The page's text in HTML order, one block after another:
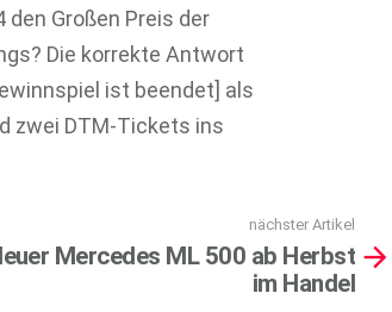
den Großen Preis der
Die korrekte Antwort
ist beendet] als
zwei DTM-Tickets ins
nächster Artikel
Mercedes ML 500 ab Herbst
im Handel